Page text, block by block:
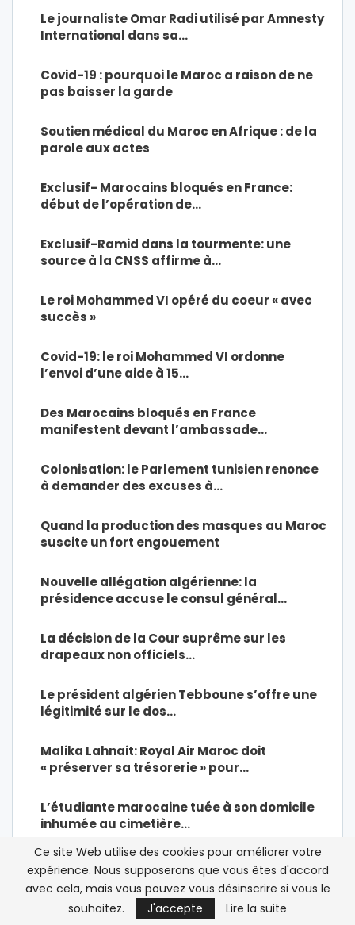
Le journaliste Omar Radi utilisé par Amnesty
International dans sa…
Covid-19 : pourquoi le Maroc a raison de ne
pas baisser la garde
Soutien médical du Maroc en Afrique : de la
parole aux actes
Exclusif- Marocains bloqués en France:
début de l’opération de…
Exclusif-Ramid dans la tourmente: une
source à la CNSS affirme à…
Le roi Mohammed VI opéré du coeur « avec
succès »
Covid-19: le roi Mohammed VI ordonne
l’envoi d’une aide à 15…
Des Marocains bloqués en France
manifestent devant l’ambassade…
Colonisation: le Parlement tunisien renonce
à demander des excuses à…
Quand la production des masques au Maroc
suscite un fort engouement
Nouvelle allégation algérienne: la
présidence accuse le consul général…
La décision de la Cour suprême sur les
drapeaux non officiels…
Le président algérien Tebboune s’offre une
légitimité sur le dos…
Malika Lahnait: Royal Air Maroc doit
« préserver sa trésorerie » pour…
L’étudiante marocaine tuée à son domicile
inhumée au cimetière…
Capitales africaines de la culture: Rabat
remplace Marrakech au pied…
Coronavirus: six nouveaux cas en Arabie
Ce site Web utilise des cookies pour améliorer votre
expérience. Nous supposerons que vous êtes d'accord
avec cela, mais vous pouvez vous désinscrire si vous le
souhaitez.
J'accepte Lire la suite